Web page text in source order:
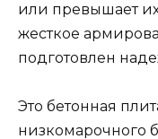
или превышает
жесткое
подготовлен
Это бетонная
низкомарочного